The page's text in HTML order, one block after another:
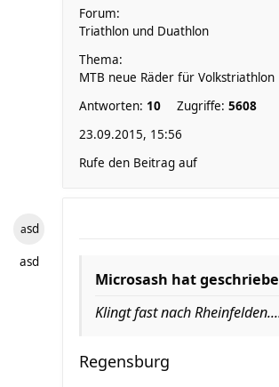
Forum:
Triathlon und Duathlon
Thema:
MTB neue Räder für Volkstriathlon
Antworten: 10 Zugriffe: 5608
23.09.2015, 15:56
Rufe den Beitrag auf
asd
asd
Microsash hat
Klingt fast nach
Regensburg